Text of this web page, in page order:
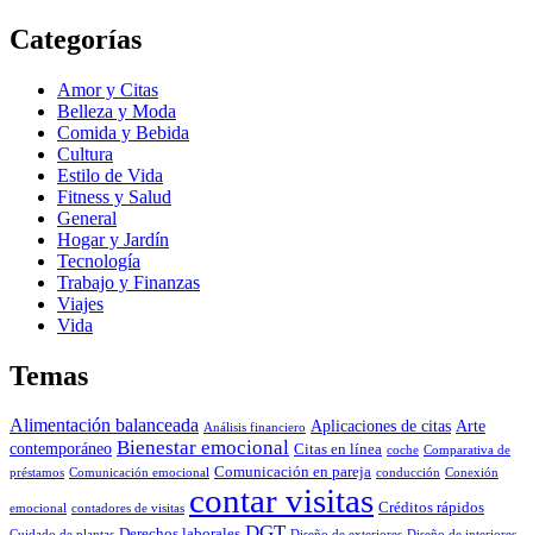
Categorías
Amor y Citas
Belleza y Moda
Comida y Bebida
Cultura
Estilo de Vida
Fitness y Salud
General
Hogar y Jardín
Tecnología
Trabajo y Finanzas
Viajes
Vida
Temas
Alimentación balanceada Análisis financiero Aplicaciones de citas Arte
contemporáneo Bienestar emocional Citas en línea coche Comparativa de
préstamos Comunicación emocional Comunicación en pareja conducción Conexión
emocional contadores de visitas contar visitas Créditos rápidos